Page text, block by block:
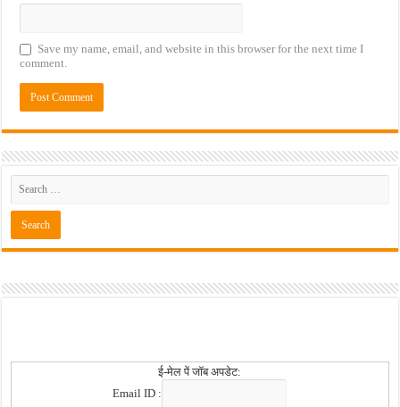
Save my name, email, and website in this browser for the next time I
comment.
ई-मेल पें जॉब अपडेट:
Email ID :